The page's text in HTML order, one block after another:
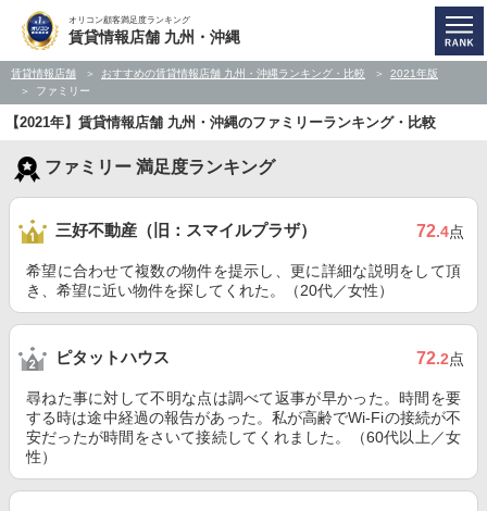
オリコン顧客満足度ランキング
賃貸情報店舗 九州・沖縄
賃貸情報店舗 おすすめの賃貸情報店舗 九州・沖縄ランキング・比較
2021年版
ファミリー
【2021年】賃貸情報店舗 九州・沖縄のファミリーランキング・比較
ファミリー 満足度ランキング
三好不動産（旧：スマイルプラザ） 72.4点
希望に合わせて複数の物件を提示し、更に詳細な説明をして頂
き、希望に近い物件を探してくれた。（20代／女性）
ピタットハウス 72.2点
尋ねた事に対して不明な点は調べて返事が早かった。時間を要
する時は途中経過の報告があった。私が高齢でWi-Fiの接続が不
安だったが時間をさいて接続してくれました。（60代以上／女
性）